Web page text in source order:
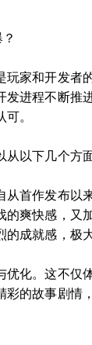
家和开发者
进程不断
。
以下几个方
从首作发布
爽快感，
成就感，极
优化。这不
的故事剧